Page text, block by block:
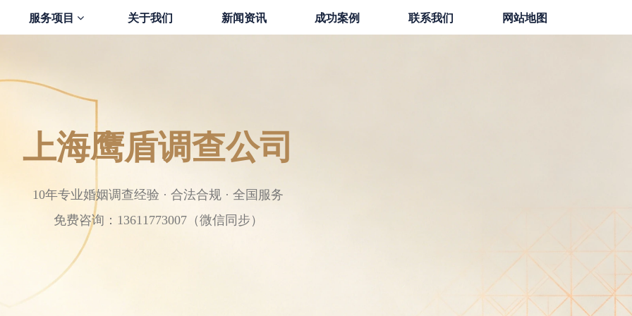
服务项目 关于我们 新闻资讯 成功案例 联系我们 网站地图
上海鹰盾调查公司
10年专业婚姻调查经验 · 合法合规 · 全国服务
免费咨询：13611773007（微信同步）